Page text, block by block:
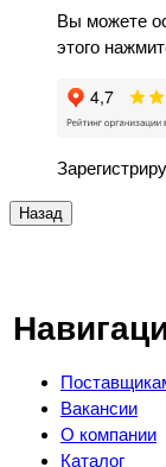
Вы можете
этого
Вакансии
О компании
Каталог